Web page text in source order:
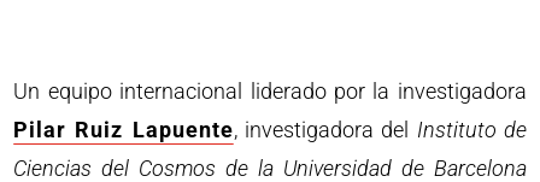
Un equipo internacional liderado por la investigadora
Pilar Ruiz Lapuente, investigadora del Instituto de
Ciencias del Cosmos de la Universidad de Barcelona